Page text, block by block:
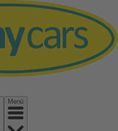
Menü